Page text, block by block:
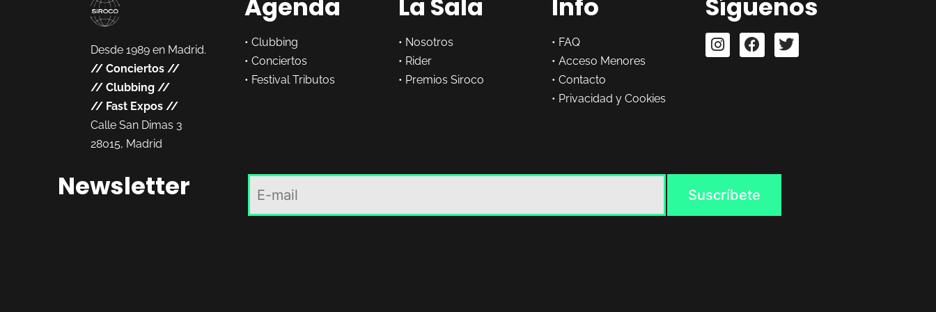
Desde 1989 en Madrid.
// Conciertos //
// Clubbing //
// Fast Expos //
Calle San Dimas 3
28015, Madrid
Agenda
• Clubbing
• Conciertos
• Festival Tributos
La Sala
• Nosotros
• Rider
• Premios Siroco
Info
• FAQ
•Acceso Menores
•Contacto
• Privacidad y Cookies
Síguenos
Newsletter